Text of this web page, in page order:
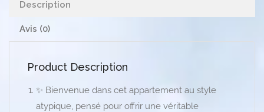
Description
Avis (0)
Product Description
✨ Bienvenue dans cet appartement au style
atypique, pensé pour offrir une véritable